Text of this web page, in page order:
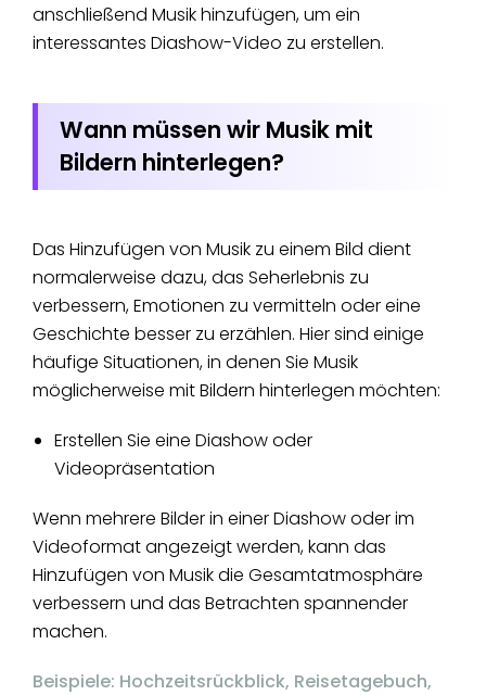
anschließend Musik hinzufügen, um ein
interessantes Diashow-Video zu erstellen.
Wann müssen wir Musik mit
Bildern hinterlegen​?
Das Hinzufügen von Musik zu einem Bild dient
normalerweise dazu, das Seherlebnis zu
verbessern, Emotionen zu vermitteln oder eine
Geschichte besser zu erzählen. Hier sind einige
häufige Situationen, in denen Sie Musik
möglicherweise mit Bildern hinterlegen möchten:
Erstellen Sie eine Diashow oder
Videopräsentation
Wenn mehrere Bilder in einer Diashow oder im
Videoformat angezeigt werden, kann das
Hinzufügen von Musik die Gesamtatmosphäre
verbessern und das Betrachten spannender
machen.
Beispiele: Hochzeitsrückblick, Reisetagebuch,